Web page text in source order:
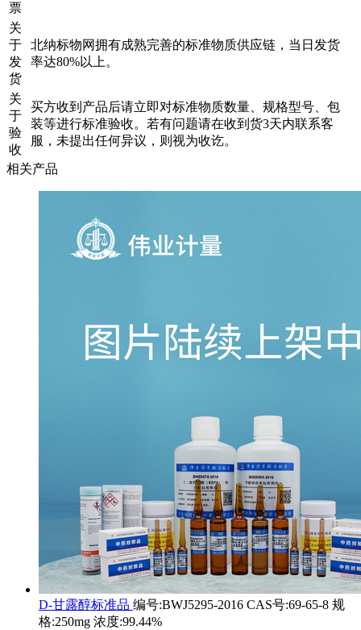
票
关
于
发
货
北纳标物网拥有成熟完善的标准物质供应链，当日发货
率达80%以上。
关
于
验
收
买方收到产品后请立即对标准物质数量、规格型号、包
装等进行标准验收。若有问题请在收到货3天内联系客
服，未提出任何异议，则视为收讫。
相关产品
D-甘露醇标准品 编号:BWJ5295-2016 CAS号:69-65-8 规
格:250mg 浓度:99.44%